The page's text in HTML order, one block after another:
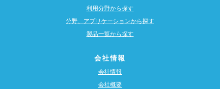
利用分野から探す
分野、アプリケーションから探す
製品一覧から探す
会社情報
会社情報
会社概要